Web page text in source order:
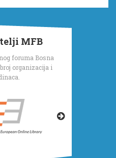
MFB
foruma Bosna
organizacija i